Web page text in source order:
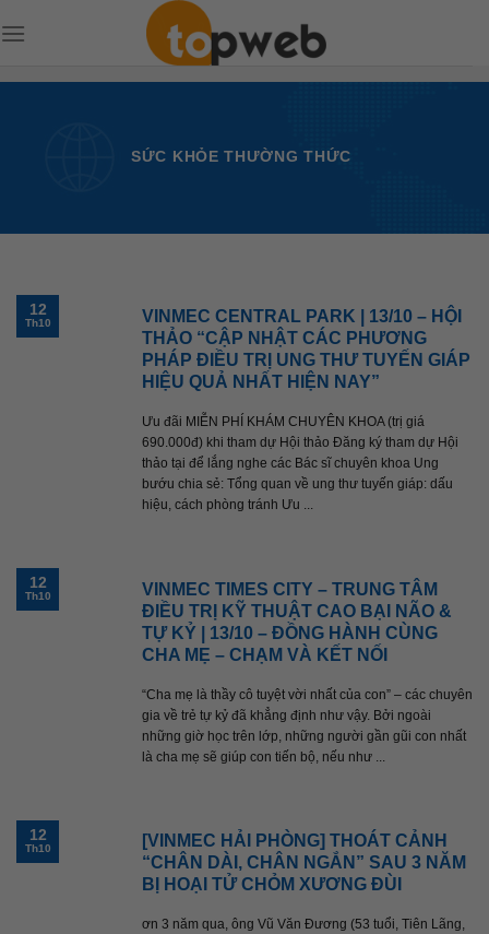
to
SỨC KHỎE THƯỜNG THỨC
VINMEC CENTRAL PARK | 13/10 – HỘI
THẢO “CẬP NHẬT CÁC PHƯƠNG
PHÁP ĐIỀU TRỊ UNG THƯ TUYẾN GIÁP
HIỆU QUẢ NHẤT HIỆN NAY”
Ưu đãi MIỄN PHÍ KHÁM CHUYÊN KHOA (trị giá
690.000đ) khi tham dự Hội thảo Đăng ký tham dự Hội
thảo tại để lắng nghe các Bác sĩ chuyên khoa Ung
bướu chia sẻ: Tổng quan về ung thư tuyến giáp: dấu
hiệu, cách phòng tránh Ưu ...
12
Th10
VINMEC TIMES CITY – TRUNG TÂM
ĐIỀU TRỊ KỸ THUẬT CAO BẠI NÃO &
TỰ KỶ | 13/10 – ĐỒNG HÀNH CÙNG
CHA MẸ – CHẠM VÀ KẾT NỐI
“Cha mẹ là thầy cô tuyệt vời nhất của con” – các chuyên
gia về trẻ tự kỷ đã khẳng định như vậy. Bởi ngoài
những giờ học trên lớp, những người gần gũi con nhất
là cha mẹ sẽ giúp con tiến bộ, nếu như ...
12
Th10
[VINMEC HẢI PHÒNG] THOÁT CẢNH
“CHÂN DÀI, CHÂN NGẮN” SAU 3 NĂM
BỊ HOẠI TỬ CHỎM XƯƠNG ĐÙI
ơn 3 năm qua, ông Vũ Văn Đương (53 tuổi, Tiên Lãng,
12
Th10